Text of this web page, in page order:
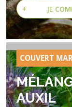
+ JE
COUVERT
AUXIL